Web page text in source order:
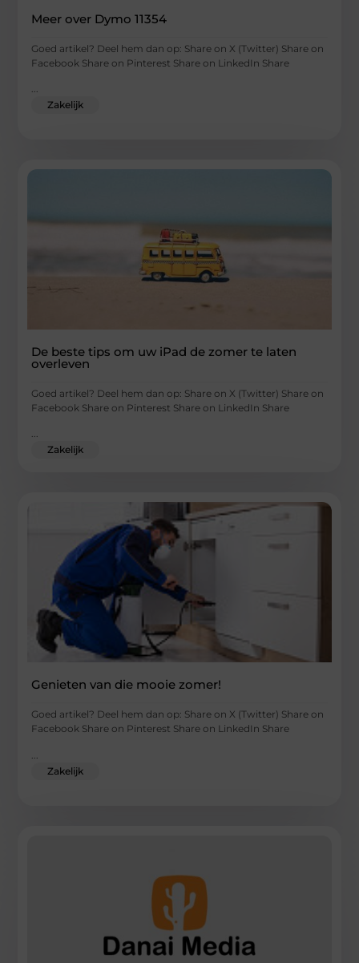
Meer over Dymo 11354
Goed artikel? Deel hem dan op: Share on X (Twitter) Share on
Facebook Share on Pinterest Share on LinkedIn Share
...
Zakelijk
De beste tips om uw iPad de zomer te laten
overleven
Goed artikel? Deel hem dan op: Share on X (Twitter) Share on
Facebook Share on Pinterest Share on LinkedIn Share
...
Zakelijk
Genieten van die mooie zomer!
Goed artikel? Deel hem dan op: Share on X (Twitter) Share on
Facebook Share on Pinterest Share on LinkedIn Share
Zakelijk